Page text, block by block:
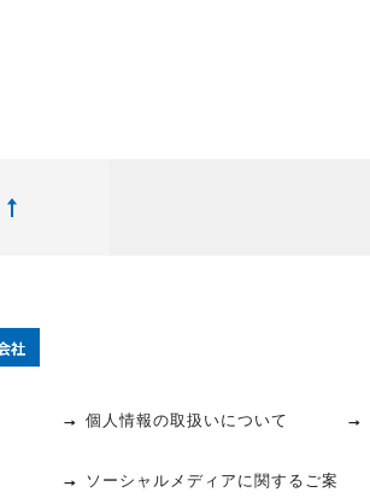
個人情報の取扱いについて
ソーシャルメディアに関するご案